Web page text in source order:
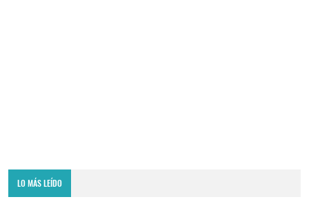
LO MÁS LEÍDO